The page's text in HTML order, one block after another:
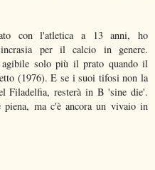
con l'atletica a 13 anni, ho
per il calcio in genere.
agibile solo più il prato quando il
(1976). E se i suoi tifosi non la
Filadelfia, resterà in B 'sine die'.
ma c'è ancora un vivaio in